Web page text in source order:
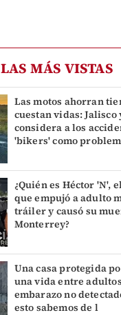
LAS MÁS VISTAS
Las motos ahorran
cuestan vidas: Jalisco
considera a los
'bikers' como
¿Quién es Héctor 'N',
que empujó a adulto
tráiler y causó su
Monterrey?
Una casa protegida
una vida entre
embarazo no
esto sabemos de l